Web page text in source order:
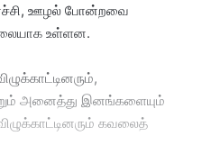
ஊழல் போன்றவை
உள்ளன.
அனைத்து இனங்களையும்
கவலைத்